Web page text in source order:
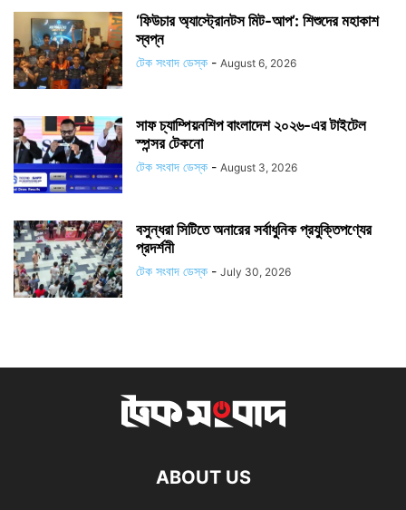
‘ফিউচার অ্যাস্ট্রোনটস মিট-আপ’: শিশুদের মহাকাশ
স্বপ্ন
টেক সংবাদ ডেস্ক - August 6, 2026
সাফ চ্যাম্পিয়নশিপ বাংলাদেশ ২০২৬-এর টাইটেল
স্পন্সর টেকনো
টেক সংবাদ ডেস্ক - August 3, 2026
বসুন্ধরা সিটিতে অনারের সর্বাধুনিক প্রযুক্তিপণ্যের
প্রদর্শনী
টেক সংবাদ ডেস্ক - July 30, 2026
ABOUT US